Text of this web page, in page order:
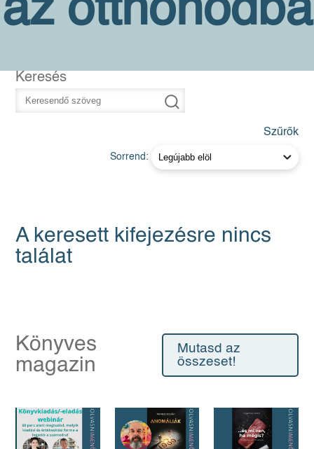
az otthonodba
Keresés
Szűrők
Sorrend:
A keresett kifejezésre nincs
találat
Könyves
magazin
Mutasd az
összeset!